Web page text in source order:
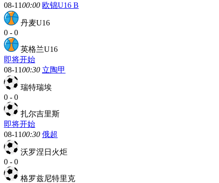
08-1100:00 欧锦U16 B
丹麦U16
0 - 0
英格兰U16
即将开始
08-1100:30 立陶甲
瑞特瑞埃
0 - 0
扎尔吉里斯
即将开始
08-1100:30 俄超
沃罗涅日火炬
0 - 0
格罗兹尼特里克